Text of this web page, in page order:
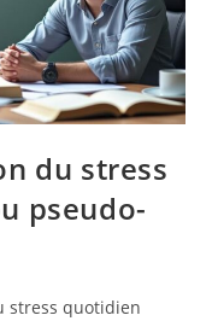
du stress
pseudo-
stress quotidien